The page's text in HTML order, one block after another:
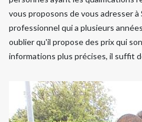
vous proposons de vous adresser à
professionnel qui a plusieurs
oublier qu'il propose des prix qui
informations plus précises, il suffit